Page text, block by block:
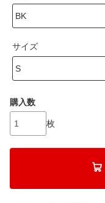
サイズ
購入数
枚